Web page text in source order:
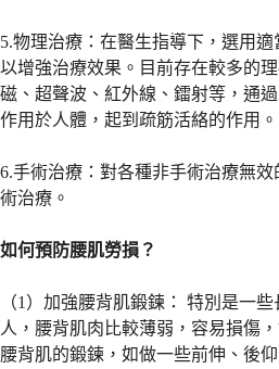
5.物理治療：在醫生指導下，選用
以增強治療效果。目前存在較多的
磁、超聲波、紅外線、鐳射等，通
作用於人體，起到疏筋活絡的作用。
6.手術治療：對各種非手術治療無
術治療。
如何預防腰肌勞損？
（1）加強腰背肌鍛鍊： 特別是一
人，腰背肌肉比較薄弱，容易損傷
腰背肌的鍛鍊，如做一些前伸、後